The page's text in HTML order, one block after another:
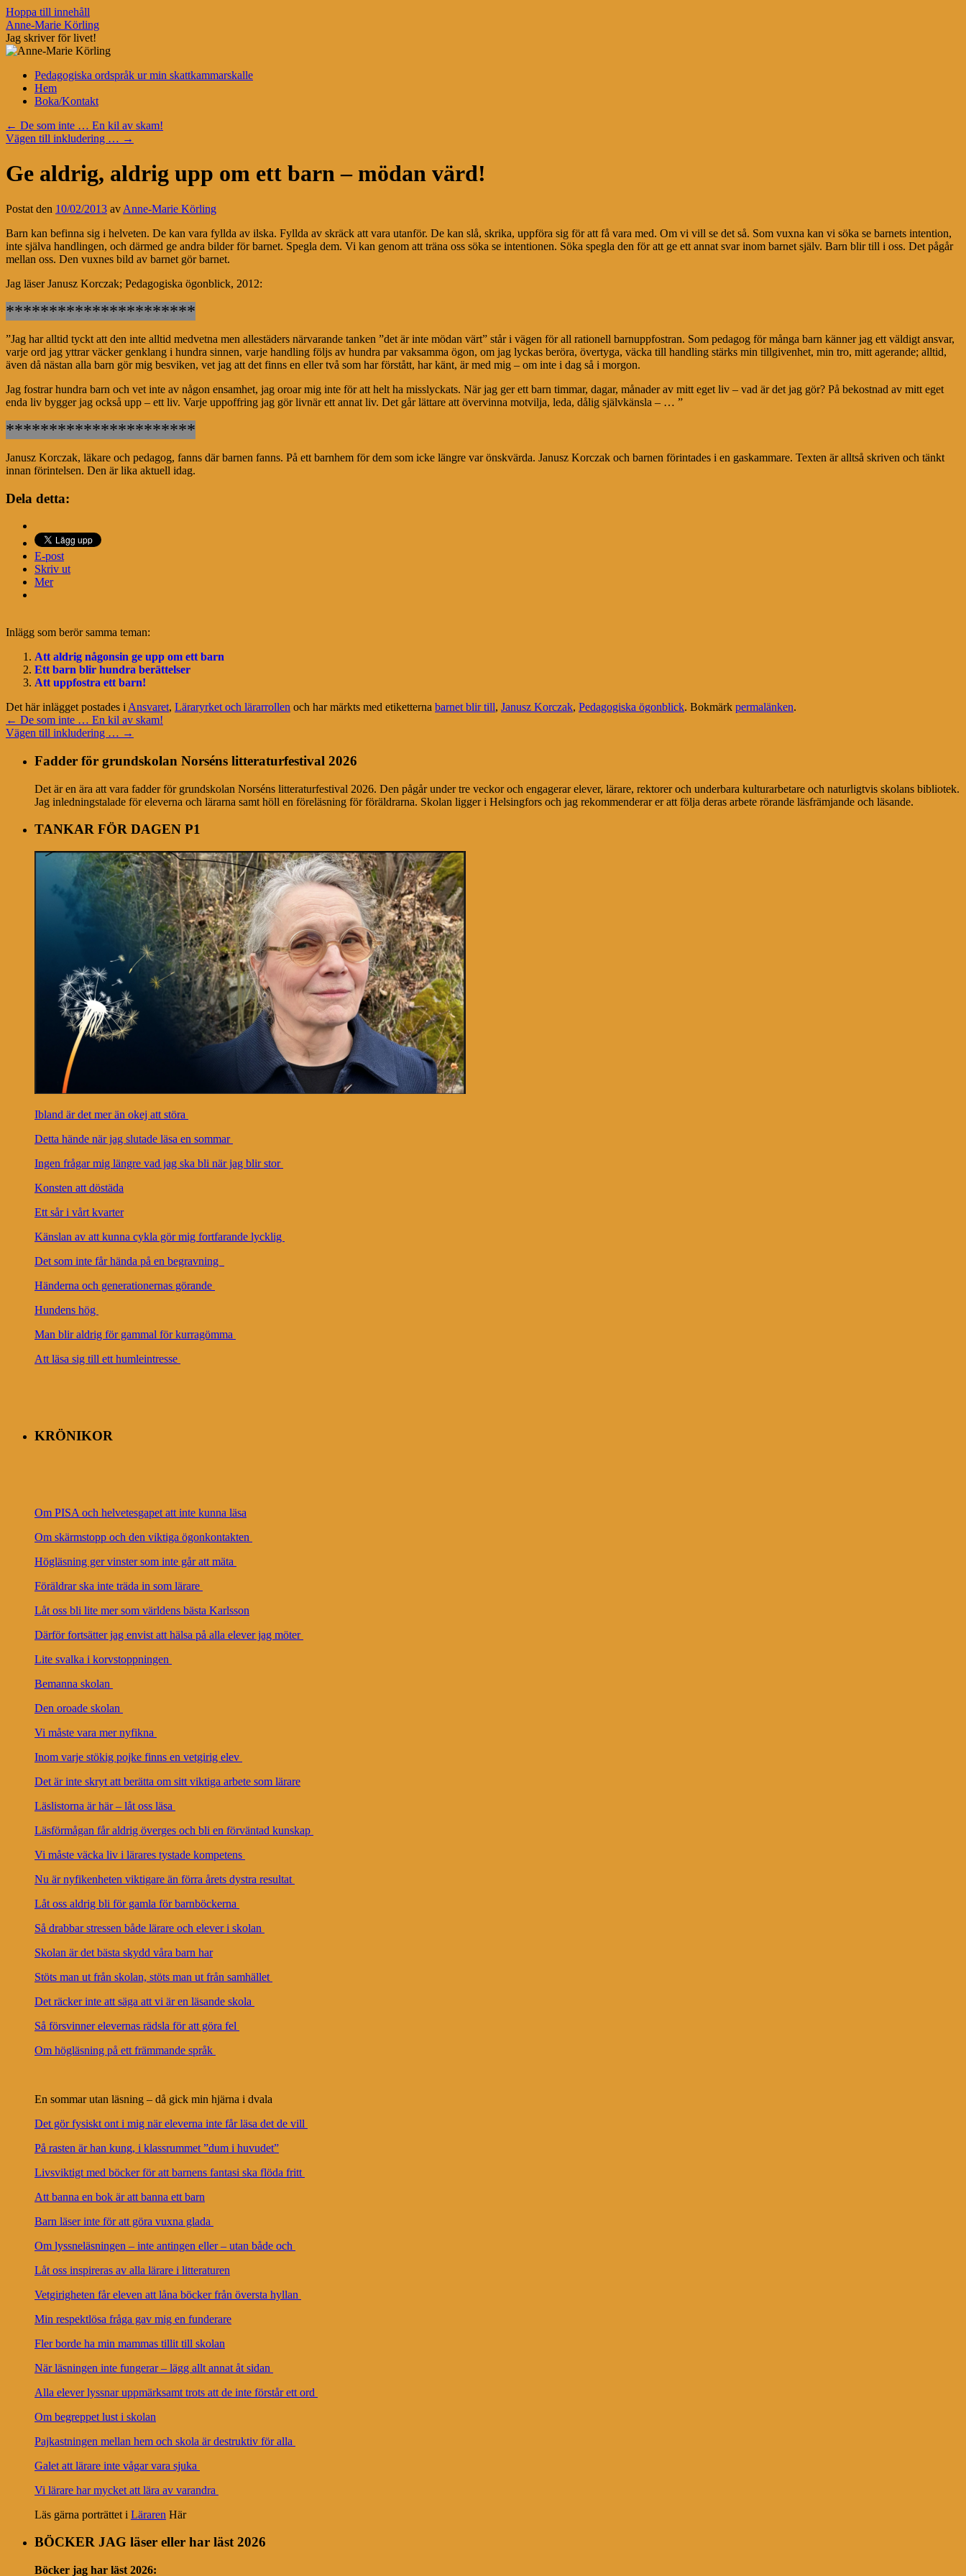
Hoppa till innehåll
Anne-Marie Körling
Jag skriver för livet!
Pedagogiska ordspråk ur min skattkammarskalle
Hem
Boka/Kontakt
← De som inte … En kil av skam!
Vägen till inkludering … →
Ge aldrig, aldrig upp om ett barn – mödan värd!
Postat den 10/02/2013 av Anne-Marie Körling
Barn kan befinna sig i helveten. De kan vara fyllda av ilska. Fyllda av skräck att vara utanför. De kan slå, skrika, uppföra sig för att få vara med. Om vi vill se det så. Som vuxna kan vi söka se barnets intention,
inte själva handlingen, och därmed ge andra bilder för barnet. Spegla dem. Vi kan genom att träna oss söka se intentionen. Söka spegla den för att ge ett annat svar inom barnet själv. Barn blir till i oss. Det pågår
mellan oss. Den vuxnes bild av barnet gör barnet.
Jag läser Janusz Korczak; Pedagogiska ögonblick, 2012:
**********************
”Jag har alltid tyckt att den inte alltid medvetna men allestäders närvarande tanken ”det är inte mödan värt” står i vägen för all rationell barnuppfostran. Som pedagog för många barn känner jag ett väldigt ansvar,
varje ord jag yttrar väcker genklang i hundra sinnen, varje handling följs av hundra par vaksamma ögon, om jag lyckas beröra, övertyga, väcka till handling stärks min tillgivenhet, min tro, mitt agerande; alltid,
även då nästan alla barn gör mig besviken, vet jag att det finns en eller två som har förstått, har känt, är med mig – om inte i dag så i morgon.
Jag fostrar hundra barn och vet inte av någon ensamhet, jag oroar mig inte för att helt ha misslyckats. När jag ger ett barn timmar, dagar, månader av mitt eget liv – vad är det jag gör? På bekostnad av mitt eget
enda liv bygger jag också upp – ett liv. Varje uppoffring jag gör livnär ett annat liv. Det går lättare att övervinna motvilja, leda, dålig självkänsla – … ”
**********************
Janusz Korczak, läkare och pedagog, fanns där barnen fanns. På ett barnhem för dem som icke längre var önskvärda. Janusz Korczak och barnen förintades i en gaskammare. Texten är alltså skriven och tänkt
innan förintelsen. Den är lika aktuell idag.
Dela detta:
E-post
Skriv ut
Mer
Inlägg som berör samma teman:
Att aldrig någonsin ge upp om ett barn
Ett barn blir hundra berättelser
Att uppfostra ett barn!
Det här inlägget postades i Ansvaret, Läraryrket och lärarrollen och har märkts med etiketterna barnet blir till, Janusz Korczak, Pedagogiska ögonblick. Bokmärk permalänken.
← De som inte … En kil av skam!
Vägen till inkludering … →
Fadder för grundskolan Norséns litteraturfestival 2026
Det är en ära att vara fadder för grundskolan Norséns litteraturfestival 2026. Den pågår under tre veckor och engagerar elever, lärare, rektorer och underbara kulturarbetare och naturligtvis skolans bibliotek.
Jag inledningstalade för eleverna och lärarna samt höll en föreläsning för föräldrarna. Skolan ligger i Helsingfors och jag rekommenderar er att följa deras arbete rörande läsfrämjande och läsande.
TANKAR FÖR DAGEN P1
Ibland är det mer än okej att störa
Detta hände när jag slutade läsa en sommar
Ingen frågar mig längre vad jag ska bli när jag blir stor
Konsten att döstäda
Ett sår i vårt kvarter
Känslan av att kunna cykla gör mig fortfarande lycklig
Det som inte får hända på en begravning
Händerna och generationernas görande
Hundens hög
Man blir aldrig för gammal för kurragömma
Att läsa sig till ett humleintresse
KRÖNIKOR
Om PISA och helvetesgapet att inte kunna läsa
Om skärmstopp och den viktiga ögonkontakten
Högläsning ger vinster som inte går att mäta
Föräldrar ska inte träda in som lärare
Låt oss bli lite mer som världens bästa Karlsson
Därför fortsätter jag envist att hälsa på alla elever jag möter
Lite svalka i korvstoppningen
Bemanna skolan
Den oroade skolan
Vi måste vara mer nyfikna
Inom varje stökig pojke finns en vetgirig elev
Det är inte skryt att berätta om sitt viktiga arbete som lärare
Läslistorna är här – låt oss läsa
Läsförmågan får aldrig överges och bli en förväntad kunskap
Vi måste väcka liv i lärares tystade kompetens
Nu är nyfikenheten viktigare än förra årets dystra resultat
Låt oss aldrig bli för gamla för barnböckerna
Så drabbar stressen både lärare och elever i skolan
Skolan är det bästa skydd våra barn har
Stöts man ut från skolan, stöts man ut från samhället
Det räcker inte att säga att vi är en läsande skola
Så försvinner elevernas rädsla för att göra fel
Om högläsning på ett främmande språk
En sommar utan läsning – då gick min hjärna i dvala
Det gör fysiskt ont i mig när eleverna inte får läsa det de vill
På rasten är han kung, i klassrummet ”dum i huvudet”
Livsviktigt med böcker för att barnens fantasi ska flöda fritt
Att banna en bok är att banna ett barn
Barn läser inte för att göra vuxna glada
Om lyssneläsningen – inte antingen eller – utan både och
Låt oss inspireras av alla lärare i litteraturen
Vetgirigheten får eleven att låna böcker från översta hyllan
Min respektlösa fråga gav mig en funderare
Fler borde ha min mammas tillit till skolan
När läsningen inte fungerar – lägg allt annat åt sidan
Alla elever lyssnar uppmärksamt trots att de inte förstår ett ord
Om begreppet lust i skolan
Pajkastningen mellan hem och skola är destruktiv för alla
Galet att lärare inte vågar vara sjuka
Vi lärare har mycket att lära av varandra
Läs gärna porträttet i Läraren Här
BÖCKER JAG läser eller har läst 2026
Böcker jag har läst 2026: